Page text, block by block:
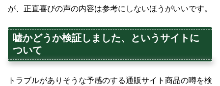
が、正直喜びの声の内容は参考にしないほうがいいです。
嘘かどうか検証しました、というサイトに
ついて
トラブルがありそうな予感のする通販サイト商品の噂を検